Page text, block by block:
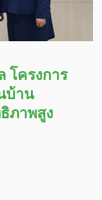
โครงการ
บ้าน
ภาพสูง